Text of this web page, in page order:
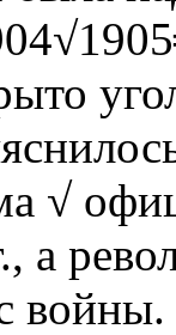
√
войны.